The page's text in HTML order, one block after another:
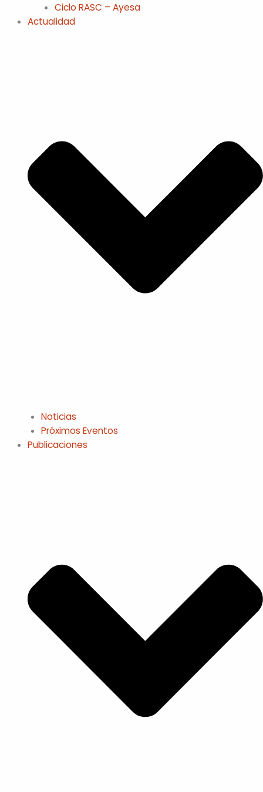
Ciclo RASC – Ayesa
Actualidad
Noticias
Próximos Eventos
Publicaciones